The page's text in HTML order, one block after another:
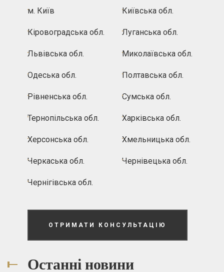
м. Київ Київська обл.
Кіровоградська обл. Луганська обл.
Львівська обл. Миколаївська обл.
Одеська обл. Полтавська обл.
Рівненська обл. Сумська обл.
Тернопільська обл. Харківська обл.
Херсонська обл. Хмельницька обл.
Черкаська обл. Чернівецька обл.
Чернігівська обл.
ОТРИМАТИ КОНСУЛЬТАЦІЮ
Останні новини